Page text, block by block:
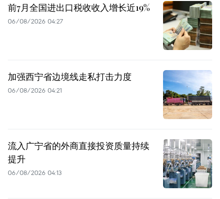
前7月全国进出口税收收入增长近19%
06/08/2026 04:27
加强西宁省边境线走私打击力度
06/08/2026 04:21
流入广宁省的外商直接投资质量持续
提升
06/08/2026 04:13